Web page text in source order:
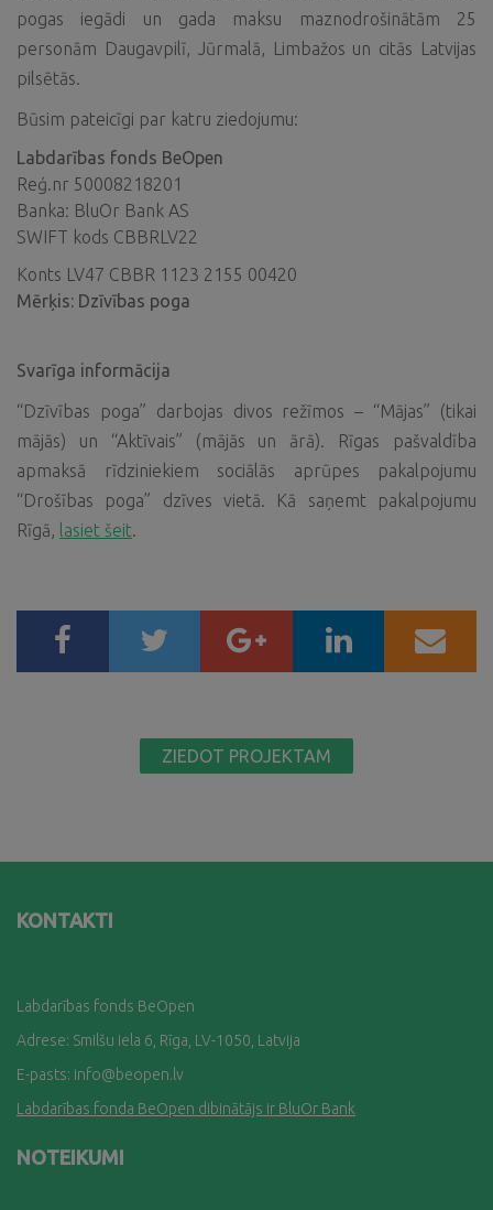
pogas iegādi un gada maksu maznodrošinātām 25
personām Daugavpilī, Jūrmalā, Limbažos un citās Latvijas
pilsētās.
Būsim pateicīgi par katru ziedojumu:
Labdarības fonds BeOpen
Reģ.nr 50008218201
Banka: BluOr Bank AS
SWIFT kods CBBRLV22
Konts LV47 CBBR 1123 2155 00420
Mērķis: Dzīvības poga
Svarīga informācija
“Dzīvības poga” darbojas divos režīmos – “Mājas” (tikai
mājās) un “Aktīvais” (mājās un ārā). Rīgas pašvaldība
apmaksā rīdziniekiem sociālās aprūpes pakalpojumu
“Drošības poga” dzīves vietā. Kā saņemt pakalpojumu
Rīgā, lasiet šeit.
ZIEDOT PROJEKTAM
KONTAKTI
Labdarības fonds BeOpen
Adrese: Smilšu iela 6, Rīga, LV-1050, Latvija
E-pasts: info@beopen.lv
Labdarības fonda BeOpen dibinātājs ir BluOr Bank
NOTEIKUMI